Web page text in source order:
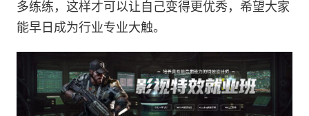
多练练，这样才可以让自己变得更优秀，希望大家
能早日成为行业专业大触。